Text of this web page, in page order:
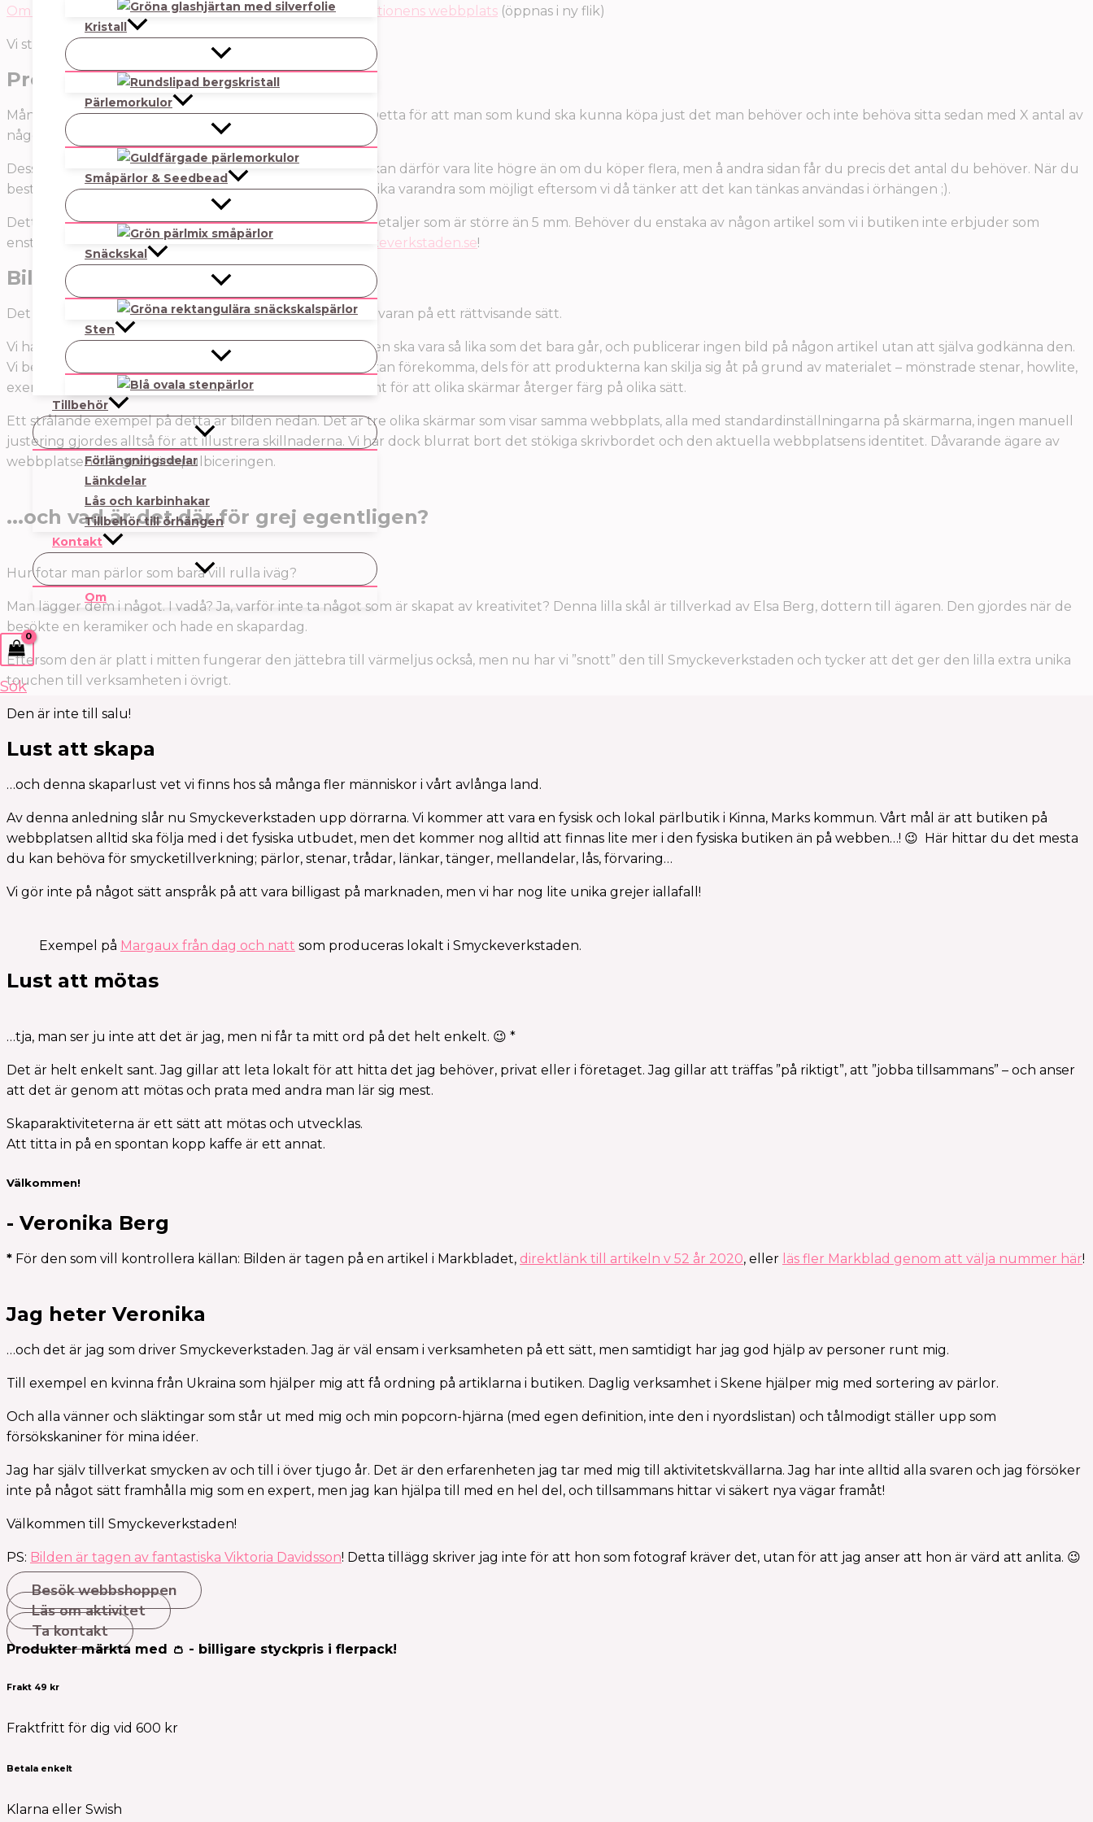
Kristall
Pärlemorkulor
Småpärlor & Seedbead
Snäckskal
Sten
Tillbehör
Förlängningsdelar
Länkdelar
Lås och karbinhakar
Tillbehör till örhängen
Kontakt
Om
Sök
Om nickel (och annat om du skrollar) på Kemikalieinspektionens webbplats (öppnas i ny flik)
Vi stickprovstestar de inköp vi gör.
Produkter
Många av pärlorna säljs i förpackningar med olika antal. Detta för att man som kund ska kunna köpa just det man behöver och inte behöva sitta sedan med X antal av
något som kanske inte kommer att användas.
Dessa artiklar ska packas en och en, styckpriset på dessa kan därför vara lite högre än om du köper flera, men å andra sidan får du precis det antal du behöver. När du
beställer två av något försöker vi ta produkter som är så lika varandra som möjligt eftersom vi då tänker att det kan tänkas användas i örhängen ;).
Detta gäller främst lite finare pärlor och andra speciella detaljer som är större än 5 mm. Behöver du enstaka av någon artikel som vi i butiken inte erbjuder som
enstaka går det alltid bra att kontakta oss på
info@smyckeverkstaden.se!
Bilder
Det är alltid en utmaning att få produktbilder att återge varan på ett rättvisande sätt.
Vi har gjort vårt absolut bästa för att bilden och produkten ska vara så lika som det bara går, och publicerar ingen bild på någon artikel utan att själva godkänna den.
Vi ber dock vidare om din förståelse för att viss avvikelse kan förekomma, dels för att produkterna kan skilja sig åt på grund av materialet – mönstrade stenar, howlite,
exempelvis, två howlite-pärlor ser aldrig likadana ut – samt för att olika skärmar återger färg på olika sätt.
Ett strålande exempel på detta är bilden nedan. Det är tre olika skärmar som visar samma webbplats, alla med standardinställningarna på skärmarna, ingen manuell
justering gjordes alltså för att illustrera skillnaderna. Vi har dock blurrat bort det stökiga skrivbordet och den aktuella webbplatsens identitet. Dåvarande ägare av
webbplatsen har godkänt pulbiceringen.
...och vad är det där för grej egentligen?
Hur fotar man pärlor som bara vill rulla iväg?
Man lägger dem i något. I vadå? Ja, varför inte ta något som är skapat av kreativitet? Denna lilla skål är tillverkad av Elsa Berg, dottern till ägaren. Den gjordes när de
besökte en keramiker och hade en skapardag.
Eftersom den är platt i mitten fungerar den jättebra till värmeljus också, men nu har vi ”snott” den till Smyckeverkstaden och tycker att det ger den lilla extra unika
touchen till verksamheten i övrigt.
Den är inte till salu!
Lust att skapa
…och denna skaparlust vet vi finns hos så många fler människor i vårt avlånga land.
Av denna anledning slår nu Smyckeverkstaden upp dörrarna. Vi kommer att vara en fysisk och lokal pärlbutik i Kinna, Marks kommun. Vårt mål är att butiken på
webbplatsen alltid ska följa med i det fysiska utbudet, men det kommer nog alltid att finnas lite mer i den fysiska butiken än på webben…! 😉 Här hittar du det mesta
du kan behöva för smycketillverkning; pärlor, stenar, trådar, länkar, tänger, mellandelar, lås, förvaring…
Vi gör inte på något sätt anspråk på att vara billigast på marknaden, men vi har nog lite unika grejer iallafall!
Exempel på Margaux från dag och natt som produceras lokalt i Smyckeverkstaden.
Lust att mötas
…tja, man ser ju inte att det är jag, men ni får ta mitt ord på det helt enkelt. 😉 *
Det är helt enkelt sant. Jag gillar att leta lokalt för att hitta det jag behöver, privat eller i företaget. Jag gillar att träffas ”på riktigt”, att ”jobba tillsammans” – och anser
att det är genom att mötas och prata med andra man lär sig mest.
Skaparaktiviteterna är ett sätt att mötas och utvecklas.
Att titta in på en spontan kopp kaffe är ett annat.
Välkommen!
- Veronika Berg
* För den som vill kontrollera källan: Bilden är tagen på en artikel i Markbladet, direktlänk till artikeln v 52 år 2020, eller läs fler Markblad genom att välja nummer här!
Jag heter Veronika
…och det är jag som driver Smyckeverkstaden. Jag är väl ensam i verksamheten på ett sätt, men samtidigt har jag god hjälp av personer runt mig.
Till exempel en kvinna från Ukraina som hjälper mig att få ordning på artiklarna i butiken. Daglig verksamhet i Skene hjälper mig med sortering av pärlor.
Och alla vänner och släktingar som står ut med mig och min popcorn-hjärna (med egen definition, inte den i nyordslistan) och tålmodigt ställer upp som
försökskaniner för mina idéer.
Jag har själv tillverkat smycken av och till i över tjugo år. Det är den erfarenheten jag tar med mig till aktivitetskvällarna. Jag har inte alltid alla svaren och jag försöker
inte på något sätt framhålla mig som en expert, men jag kan hjälpa till med en hel del, och tillsammans hittar vi säkert nya vägar framåt!
Välkommen till Smyckeverkstaden!
PS: Bilden är tagen av fantastiska Viktoria Davidsson! Detta tillägg skriver jag inte för att hon som fotograf kräver det, utan för att jag anser att hon är värd att anlita. 😉
Besök webbshoppen
Läs om aktivitet
Ta kontakt
Produkter märkta med 👛 - billigare styckpris i flerpack!
Frakt 49 kr
Fraktfritt för dig vid 600 kr
Betala enkelt
Klarna eller Swish